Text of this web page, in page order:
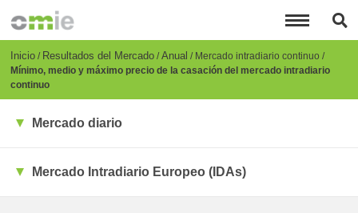
principal
Breadcrumb
Inicio Resultados del Mercado Anual
Mercado intradiario continuo
Mínimo, medio y máximo precio de la casación del mercado intradiario
continuo
Mercado diario
Mercado Intradiario Europeo (IDAs)